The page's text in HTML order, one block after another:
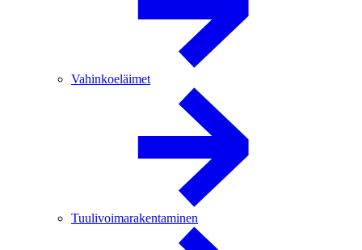
Vahinkoeläimet
Tuulivoimarakentaminen